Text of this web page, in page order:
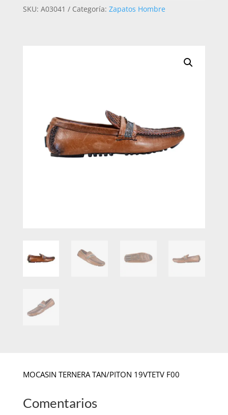
F00
SKU: A03041 Categoría: Zapatos Hombre
MOCASIN TERNERA TAN/PITON 19VTETV F00
Comentarios